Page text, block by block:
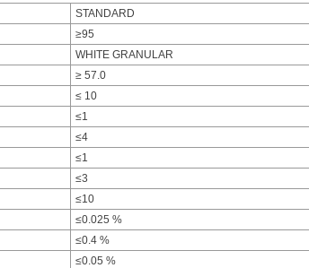
STANDARD
≥95
WHITE GRANULAR
≥ 57.0
≤ 10
≤1
≤4
≤1
≤3
≤10
≤0.025 %
≤0.4 %
≤0.05 %